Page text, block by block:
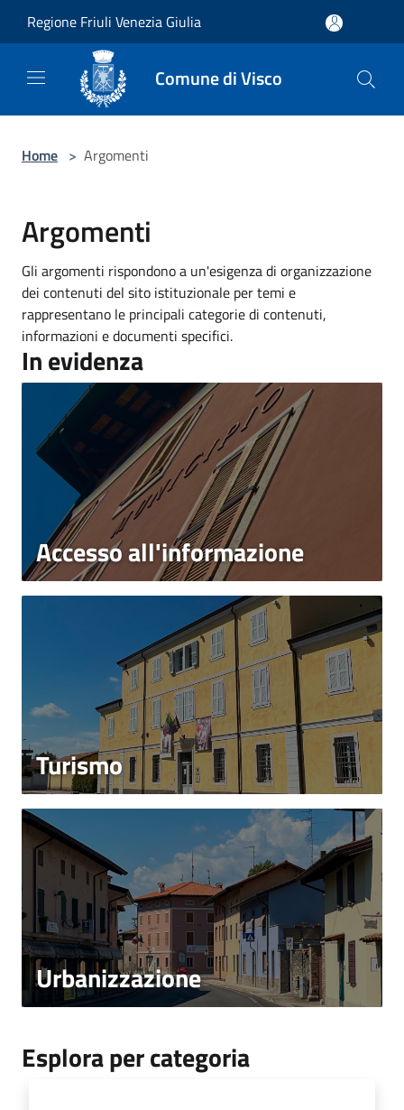
Regione Friuli Venezia Giulia
Comune di Visco
Home > Argomenti
Argomenti
Gli argomenti rispondono a un'esigenza di organizzazione
dei contenuti del sito istituzionale per temi e
rappresentano le principali categorie di contenuti,
informazioni e documenti specifici.
In evidenza
Accesso all'informazione
Turismo
Urbanizzazione
Esplora per categoria